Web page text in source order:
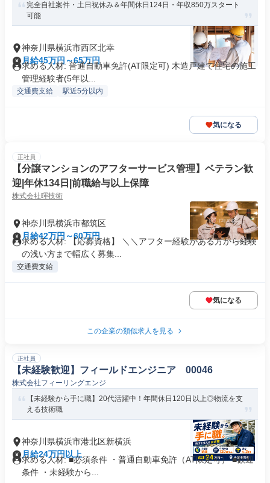
完全自社案件・土日祝休み＆年間休日124日・年収850万スタート
可能
神奈川県横浜市西区北幸
月給45万円～65万円
求める人材: 普通自動車免許(AT限定可) 木造戸建て住宅の施工
管理経験者(5年以...
交通費支給 駅近5分以内
気になる
正社員
【分譲マンションのアフターサービス管理】ベテラン歓
迎|年休134日|前職給与以上保障
株式会社暉技術
神奈川県横浜市都筑区
月給42万円～60万円
求める人材: 【応募資格】 ＼＼アフター経験がある方から経験
の浅い方まで幅広く募集...
交通費支給
気になる
この企業の類似求人を見る
正社員
【未経験歓迎】フィールドエンジニア 00046
株式会社フィーリングエンジ
【未経験から手に職】20代活躍中！年間休日120日以上◎物流を支
える技術職
神奈川県横浜市港北区新横浜
月給24万円以上
求める人材: ■必須条件 ・普通自動車免許（AT限定可） ■歓迎
条件 ・未経験から...